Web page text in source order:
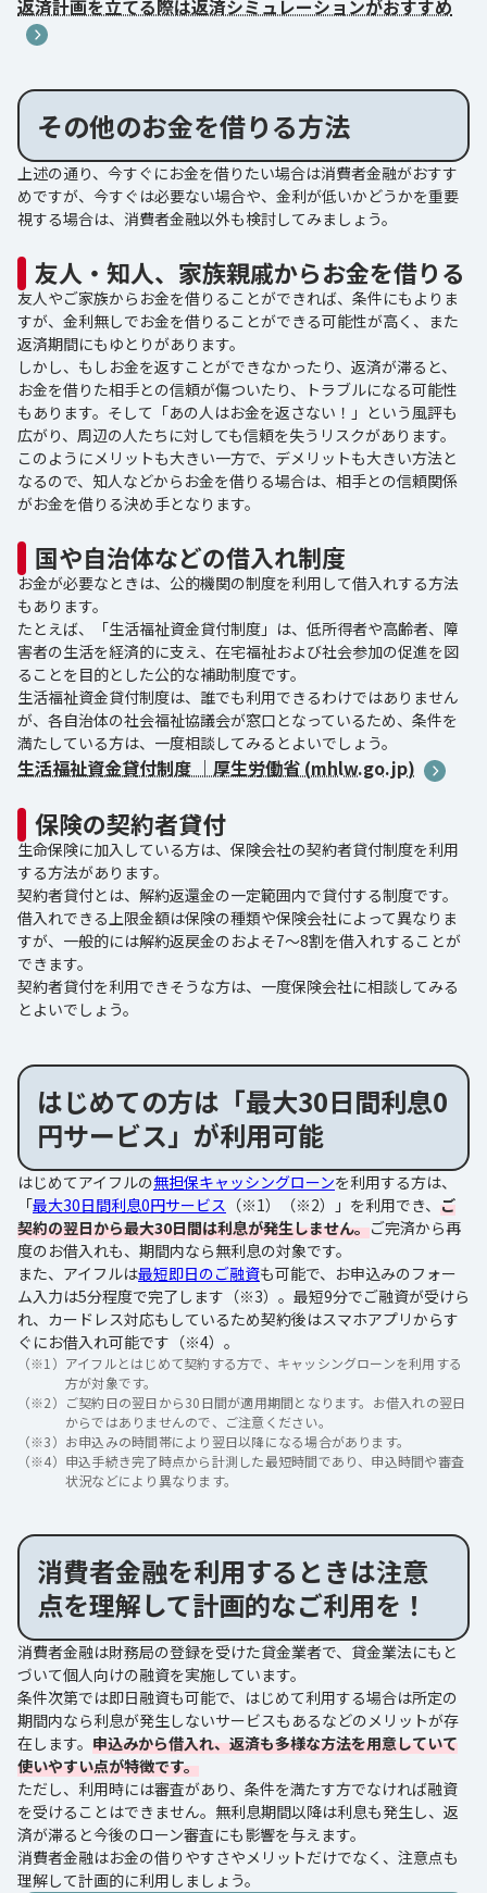
返済計画を立てる際は返済シミュレーションがおすすめ
その他のお金を借りる方法
上述の通り、今すぐにお金を借りたい場合は消費者金融がおすす
めですが、今すぐは必要ない場合や、金利が低いかどうかを重要
視する場合は、消費者金融以外も検討してみましょう。
友人・知人、家族親戚からお金を借りる
友人やご家族からお金を借りることができれば、条件にもよりま
すが、金利無しでお金を借りることができる可能性が高く、また
返済期間にもゆとりがあります。
しかし、もしお金を返すことができなかったり、返済が滞ると、
お金を借りた相手との信頼が傷ついたり、トラブルになる可能性
もあります。そして「あの人はお金を返さない！」という風評も
広がり、周辺の人たちに対しても信頼を失うリスクがあります。
このようにメリットも大きい一方で、デメリットも大きい方法と
なるので、知人などからお金を借りる場合は、相手との信頼関係
がお金を借りる決め手となります。
国や自治体などの借入れ制度
お金が必要なときは、公的機関の制度を利用して借入れする方法
もあります。
たとえば、「生活福祉資金貸付制度」は、低所得者や高齢者、障
害者の生活を経済的に支え、在宅福祉および社会参加の促進を図
ることを目的とした公的な補助制度です。
生活福祉資金貸付制度は、誰でも利用できるわけではありません
が、各自治体の社会福祉協議会が窓口となっているため、条件を
満たしている方は、一度相談してみるとよいでしょう。
生活福祉資金貸付制度 ｜厚生労働省 (mhlw.go.jp)
保険の契約者貸付
生命保険に加入している方は、保険会社の契約者貸付制度を利用
する方法があります。
契約者貸付とは、解約返還金の一定範囲内で貸付する制度です。
借入れできる上限金額は保険の種類や保険会社によって異なりま
すが、一般的には解約返戻金のおよそ7～8割を借入れすることが
できます。
契約者貸付を利用できそうな方は、一度保険会社に相談してみる
とよいでしょう。
はじめての方は「最大30日間利息0
円サービス」が利用可能
はじめてアイフルの無担保キャッシングローンを利用する方は、
「最大30日間利息0円サービス （※1）（※2）」を利用でき、 ご
契約の翌日から最大30日間は利息が発生しません。ご完済から再
度のお借入れも、期間内なら無利息の対象です。
また、アイフルは最短即日のご融資も可能で、お申込みのフォー
ム入力は5分程度で完了します（※3）。最短9分でご融資が受けら
れ、カードレス対応もしているため契約後はスマホアプリからす
ぐにお借入れ可能です（※4）。
（※1） アイフルとはじめて契約する方で、キャッシングローンを利用する
方が対象です。
（※2） ご契約日の翌日から30日間が適用期間となります。お借入れの翌日
からではありませんので、ご注意ください。
（※3） お申込みの時間帯により翌日以降になる場合があります。
（※4） 申込手続き完了時点から計測した最短時間であり、申込時間や審査
状況などにより異なります。
消費者金融を利用するときは注意
点を理解して計画的なご利用を！
消費者金融は財務局の登録を受けた貸金業者で、貸金業法にもと
づいて個人向けの融資を実施しています。
条件次第では即日融資も可能で、はじめて利用する場合は所定の
期間内なら利息が発生しないサービスもあるなどのメリットが存
在します。 申込みから借入れ、返済も多様な方法を用意していて
使いやすい点が特徴です。
ただし、利用時には審査があり、条件を満たす方でなければ融資
を受けることはできません。無利息期間以降は利息も発生し、返
済が滞ると今後のローン審査にも影響を与えます。
消費者金融はお金の借りやすさやメリットだけでなく、注意点も
理解して計画的に利用しましょう。